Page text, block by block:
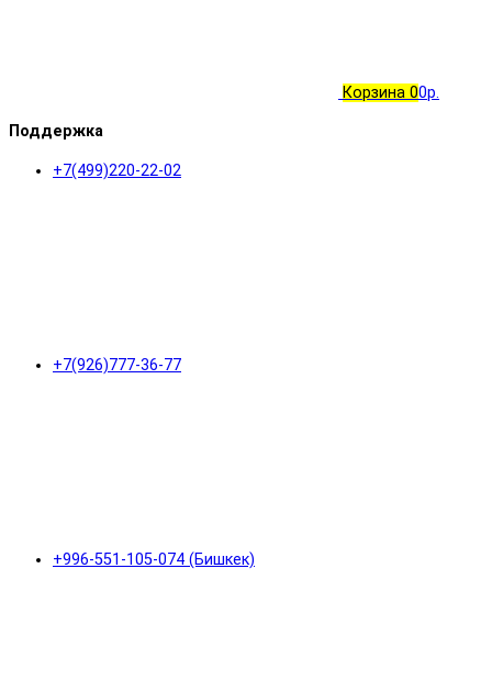
Корзина 00р.
Поддержка
+7(499)220-22-02
+7(926)777-36-77
+996-551-105-074 (Бишкек)